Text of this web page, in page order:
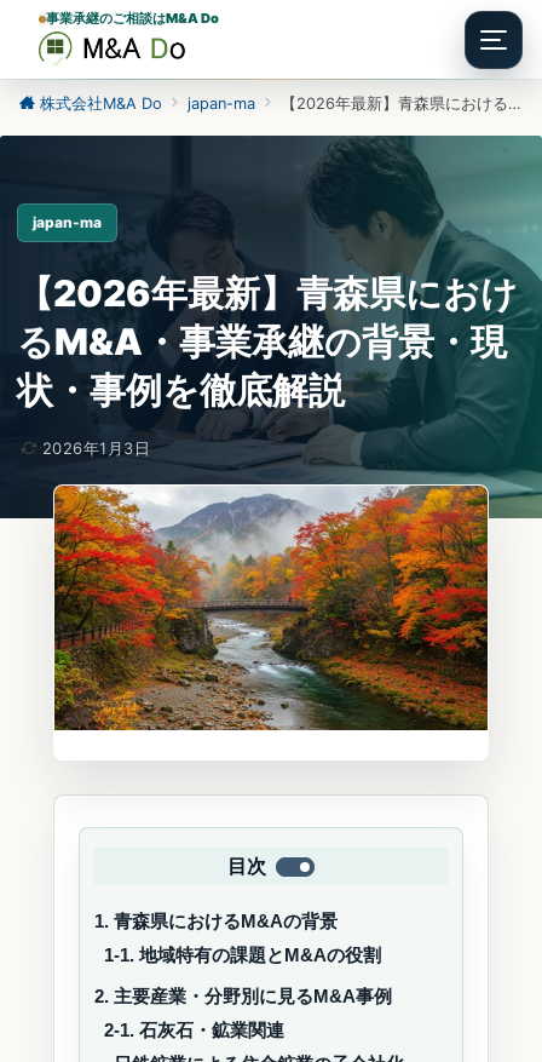
Menu
事業承継のご相談はM&A Do
株式会社M&A Do japan-ma 【2026年最新】青森県におけるM&A・事業承継の背景・現状・事例を徹底解説
japan-ma
【2026年最新】青森県におけ
るM&A・事業承継の背景・現
状・事例を徹底解説
2026年1月3日
目次
1. 青森県におけるM&Aの背景
1-1. 地域特有の課題とM&Aの役割
2. 主要産業・分野別に見るM&A事例
2-1. 石灰石・鉱業関連